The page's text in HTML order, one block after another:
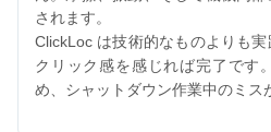
されます。
ClickLoc は技術的なものよりも
クリック感を感じれば完了です
め、シャットダウン作業中のミス